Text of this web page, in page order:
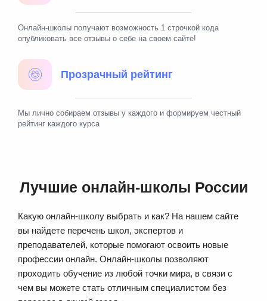
Онлайн-школы получают возможность 1 строчкой кода
опубликовать все отзывы о себе на своем сайте!
Прозрачный рейтинг
Мы лично собираем отзывы у каждого и формируем честный
рейтинг каждого курса
Лучшие онлайн-школы России
Какую онлайн-школу выбрать и как? На нашем сайте
вы найдете перечень школ, экспертов и
преподавателей, которые помогают освоить новые
профессии онлайн. Онлайн-школы позволяют
проходить обучение из любой точки мира, в связи с
чем вы можете стать отличным специалистом без